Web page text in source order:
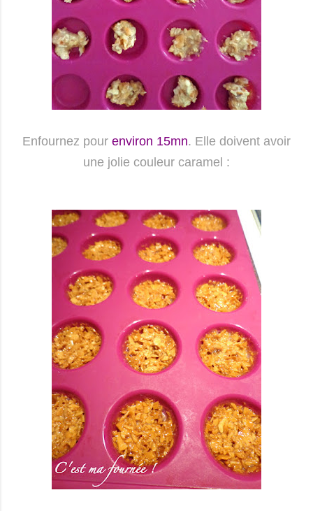
Enfournez pour environ 15mn. Elle doivent avoir
une jolie couleur caramel :